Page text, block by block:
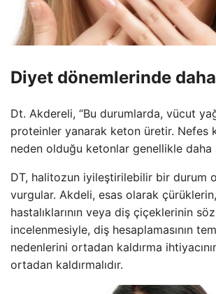
Diyet dönemlerinde daha
Dt. Akdereli, “Bu durumlarda, vücut
proteinler yanarak keton üretir. Nefes
neden olduğu ketonlar genellikle daha
DT, halitozun iyileştirilebilir bir durum
vurgular. Akdeli, esas olarak
hastalıklarının veya diş çiçeklerinin
incelenmesiyle, diş hesaplamasının
nedenlerini ortadan kaldırma
ortadan kaldırmalıdır.